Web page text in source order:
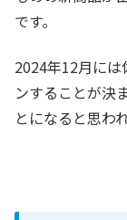
です。
2024年12月に
ンすることが決
とになると思わ